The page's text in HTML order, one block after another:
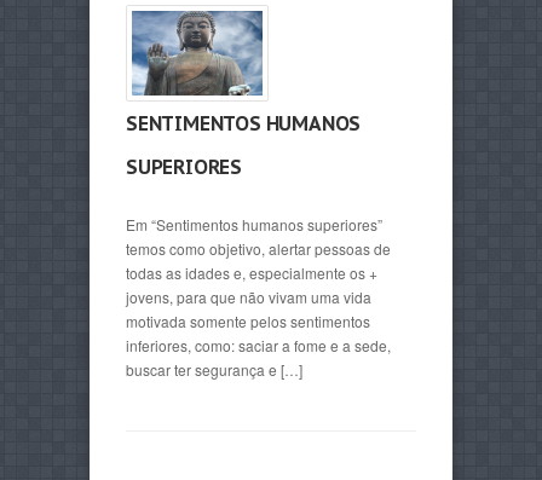
SENTIMENTOS HUMANOS
SUPERIORES
Em “Sentimentos humanos superiores”
temos como objetivo, alertar pessoas de
todas as idades e, especialmente os +
jovens, para que não vivam uma vida
motivada somente pelos sentimentos
inferiores, como: saciar a fome e a sede,
buscar ter segurança e […]